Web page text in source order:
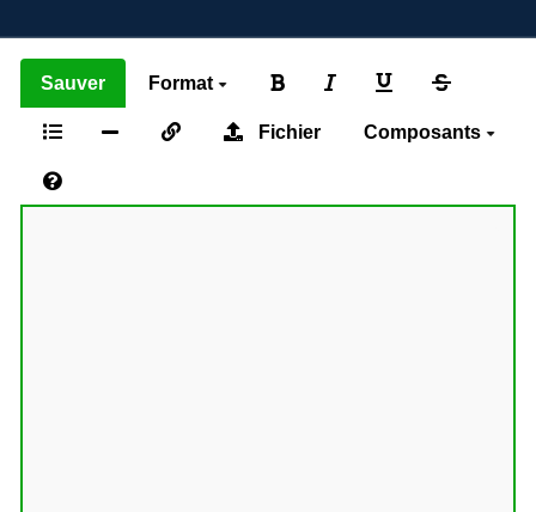
Sauver Format
Fichier Composants